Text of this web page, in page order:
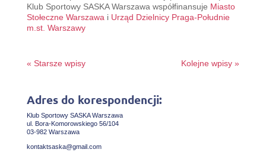
Klub Sportowy SASKA Warszawa współfinansuje Miasto
Stołeczne Warszawa i Urząd Dzielnicy Praga-Południe
m.st. Warszawy
« Starsze wpisy Kolejne wpisy »
Adres do korespondencji:
Klub Sportowy SASKA Warszawa
ul. Bora-Komorowskiego 56/104
03-982 Warszawa
kontaktsaska@gmail.com